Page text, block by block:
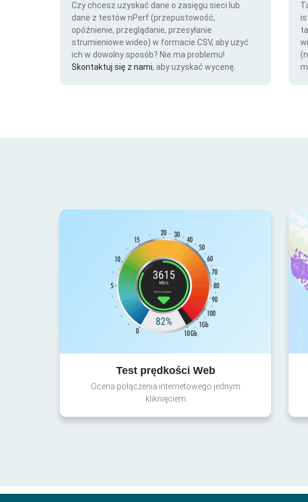
Czy chcesz uzyskać dane o zasięgu sieci lub
dane z testów nPerf (przepustowość,
opóźnienie, przeglądanie, przesyłanie
strumieniowe wideo) w formacie CSV, aby użyć
ich w dowolny sposób? Nie ma problemu!
Skontaktuj się z nami, aby uzyskać wycenę.
Test prędkości Web
Ocena połączenia internetowego jednym
kliknięciem